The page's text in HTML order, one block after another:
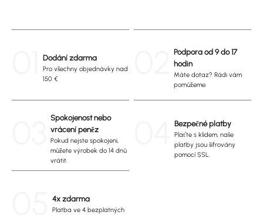
Dodání zdarma
Pro všechny objednávky nad
150 €
Podpora od 9 do 17
hodin
Máte dotaz? Rádi vám
pomůžeme.
Spokojenost nebo
vrácení peněz
Pokud nejste spokojeni,
můžete výrobek do 14 dnů
vrátit.
Bezpečné platby
Plaťte s klidem, naše
platby jsou šifrovány
pomocí SSL.
4x zdarma
Platba ve 4 bezplatných